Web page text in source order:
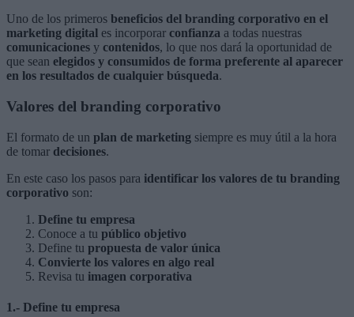
Uno de los primeros beneficios del branding corporativo en el
marketing digital es incorporar confianza a todas nuestras
comunicaciones y contenidos, lo que nos dará la oportunidad de
que sean elegidos y consumidos de forma preferente al aparecer
en los resultados de cualquier búsqueda.
Valores del branding corporativo
El formato de un plan de marketing siempre es muy útil a la hora
de tomar decisiones.
En este caso los pasos para identificar los valores de tu branding
corporativo son:
Define tu empresa
Conoce a tu público objetivo
Define tu propuesta de valor única
Convierte los valores en algo real
Revisa tu imagen corporativa
1.- Define tu empresa